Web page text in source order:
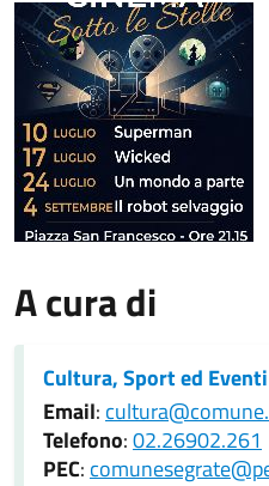
A cura di
Cultura, Sport ed Eventi
Email:
Telefono:02.26902.261
PEC: